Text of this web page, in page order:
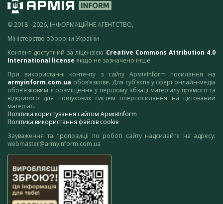
© 2018 - 2026, ІНФОРМАЦІЙНЕ АГЕНТСТВО,
Міністерство оборони України
Контент доступний за ліцензією Creative Commons Attribution 4.0
International license якщо не зазначено інше.
При використанні контенту з сайту АрміяInform посилання на
armyinform.com.ua обов’язкове. Для суб’єктів у сфері онлайн-медіа
обов’язковим є розміщення у першому абзаці матеріалу прямого та
відкритого для пошукових систем гіперпосилання на цитований
матеріал.
Політика користування сайтом АрміяInform
Політика використання файлів cookie
Зауваження та пропозиції по роботі сайту надсилайте на адресу:
webmaster@armyinform.com.ua